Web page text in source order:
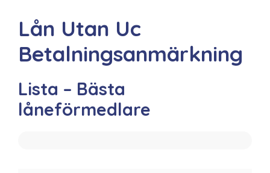
Lån Utan Uc
Betalningsanmärkning
Lista – Bästa
låneförmedlare